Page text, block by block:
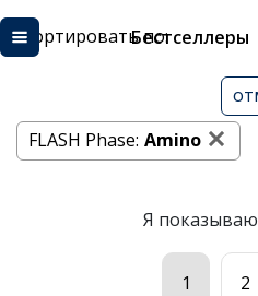
Сортировать по:Бестселлеры
FLASH Phase: Amino
Я показываю
1 2